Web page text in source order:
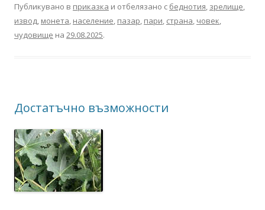
Публикувано в приказка и отбелязано с беднотия, зрелище,
извод, монета, население, пазар, пари, страна, човек,
чудовище на 29.08.2025.
Достатъчно възможности